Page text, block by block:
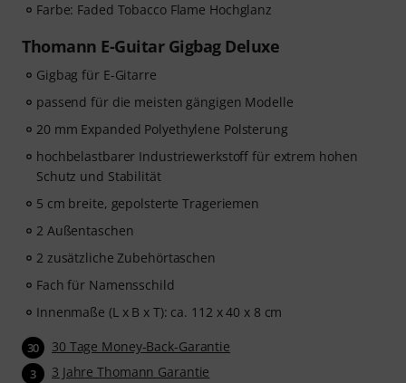
Farbe: Faded Tobacco Flame Hochglanz
Thomann E-Guitar Gigbag Deluxe
Gigbag für E-Gitarre
passend für die meisten gängigen Modelle
20 mm Expanded Polyethylene Polsterung
hochbelastbarer Industriewerkstoff für extrem hohen
Schutz und Stabilität
5 cm breite, gepolsterte Trageriemen
2 Außentaschen
2 zusätzliche Zubehörtaschen
Fach für Namensschild
Innenmaße (L x B x T): ca. 112 x 40 x 8 cm
30 30 Tage Money-Back-Garantie
3 3 Jahre Thomann Garantie